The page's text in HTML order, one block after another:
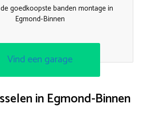
goedkoopste banden montage in
Egmond-Binnen
Vind een garage
in Egmond-Binnen